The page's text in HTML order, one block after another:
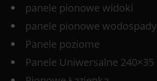
panele pionowe widoki
panele pionowe wodospady
Panele poziome
Panele Uniwersalne 240×35